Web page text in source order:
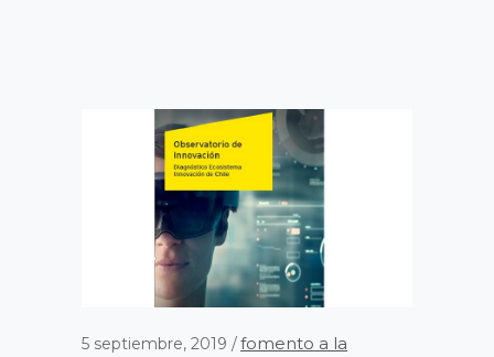
5 septiembre, 2019
fomento a la